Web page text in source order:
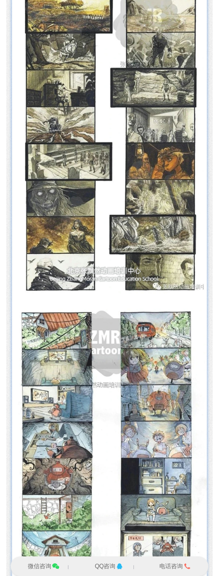
微信咨询 QQ咨询 电话咨询